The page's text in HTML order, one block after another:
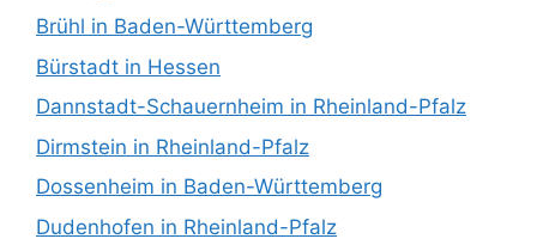
Brühl in Baden-Württemberg
Bürstadt in Hessen
Dannstadt-Schauernheim in Rheinland-Pfalz
Dirmstein in Rheinland-Pfalz
Dossenheim in Baden-Württemberg
Dudenhofen in Rheinland-Pfalz